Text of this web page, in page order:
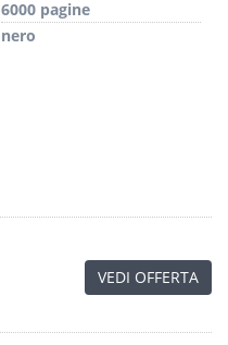
6000 pagine
nero
VEDI OFFERTA